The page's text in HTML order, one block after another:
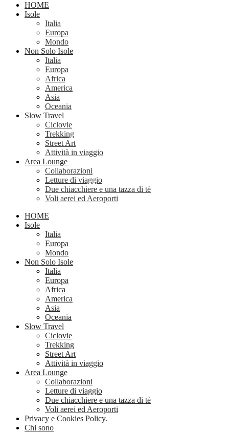
HOME
Isole
Italia
Europa
Mondo
Non Solo Isole
Italia
Europa
Africa
America
Asia
Oceania
Slow Travel
Ciclovie
Trekking
Street Art
Attività in viaggio
Area Lounge
Collaborazioni
Letture di viaggio
Due chiacchiere e una tazza di tè
Voli aerei ed Aeroporti
HOME
Isole
Italia
Europa
Mondo
Non Solo Isole
Italia
Europa
Africa
America
Asia
Oceania
Slow Travel
Ciclovie
Trekking
Street Art
Attività in viaggio
Area Lounge
Collaborazioni
Letture di viaggio
Due chiacchiere e una tazza di tè
Voli aerei ed Aeroporti
Privacy e Cookies Policy.
Chi sono